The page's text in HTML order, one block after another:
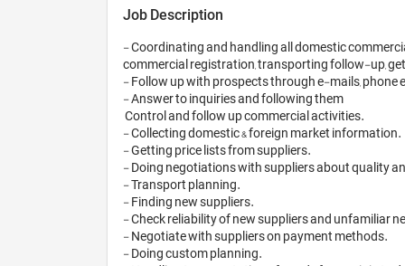
Job Description
- Coordinating and handling all domestic
commercial registration, transporting follow-up,
- Follow up with prospects through e-mails, phone
- Answer to inquiries and following them
- Collecting domestic & foreign market information.
- Getting price lists from suppliers.
- Doing negotiations with suppliers about quality
- Transport planning.
- Finding new suppliers.
- Check reliability of new suppliers and unfamiliar
- Negotiate with suppliers on payment methods.
- Doing custom planning.